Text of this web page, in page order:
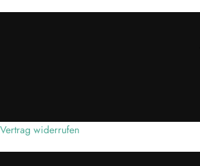
Vertrag widerrufen